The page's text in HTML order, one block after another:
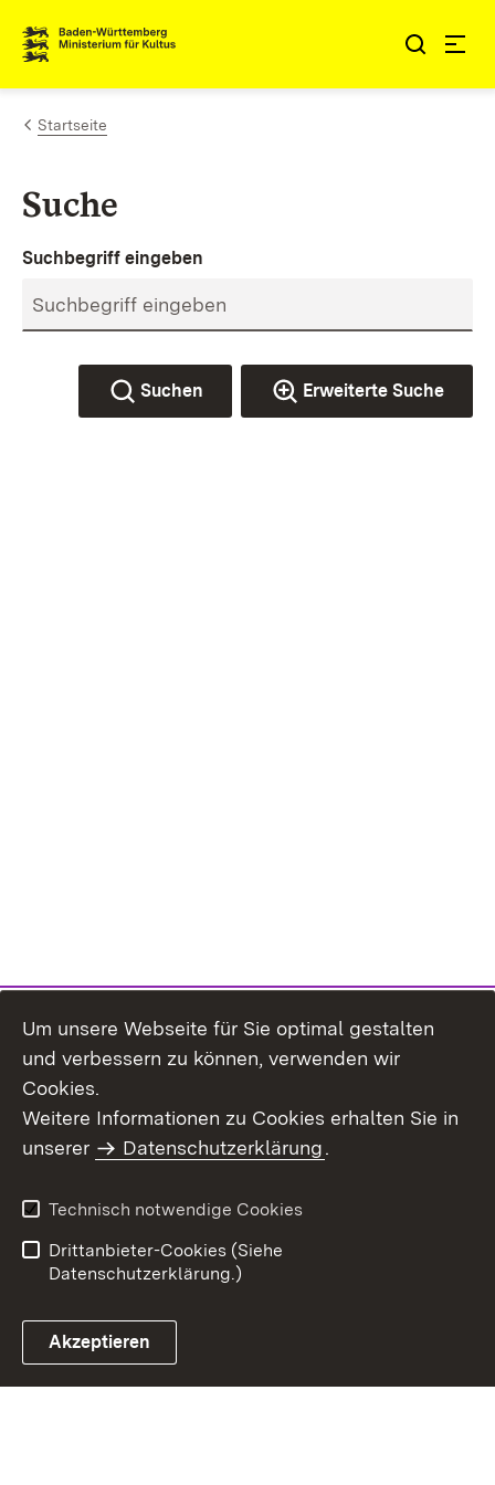
Zum Inhalt springen
Link zur Startseite
Startseite
Suche
Suchbegriff eingeben
Suchen Erweiterte Suche
Benutzungshinweise
Erklärung zur
Um unsere Webseite für Sie optimal gestalten
und verbessern zu können, verwenden wir
Cookies.
Weitere Informationen zu Cookies erhalten Sie in
unserer
Datenschutzerklärung.
Technisch notwendige Cookies
Drittanbieter-Cookies (Siehe
Datenschutzerklärung.)
Akzeptieren